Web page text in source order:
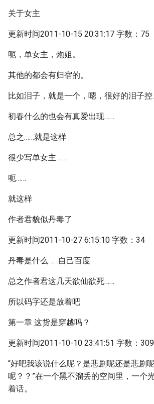
关于女主
更新时间2011-10-15 20:31:17 字数：75
呃，单女主，炮姐。
其他的都会有归宿的。
比如泪子，就是一个，嗯，很好的泪子
初春什么的也会有真爱出现……
总之……就是这样
很少写单女主……
呃……
就这样
作者君貌似丹毒了
更新时间2011-10-27 6:15:10 字数：34
丹毒是什么……自己百度
总之作者君这几天欲仙欲死……
所以码字还是放着吧
第一章 这货是穿越吗？
更新时间2011-10-10 23:41:51 字数：
“好吧我该说什么呢？是悲剧呢还是悲剧
呢？？”在一个黑不溜丢的空间里，一个
着话。